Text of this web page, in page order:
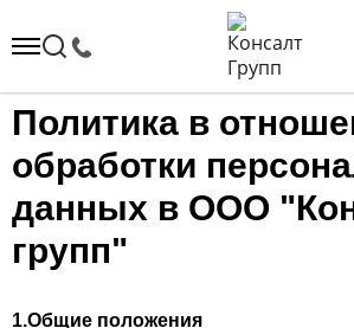
Политика в
обработки
данных в ООО
групп"
1.Общие положения